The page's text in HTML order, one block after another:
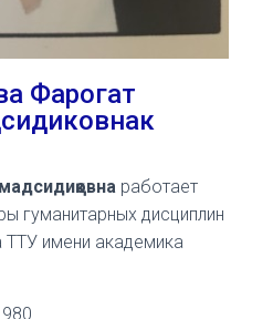
Фарогат
работает
гуманитарных дисциплин
ТТУ имени академика